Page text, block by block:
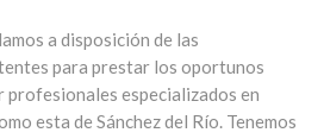
a disposición de las
para prestar los oportunos
profesionales especializados en
esta de Sánchez del Río. Tenemos